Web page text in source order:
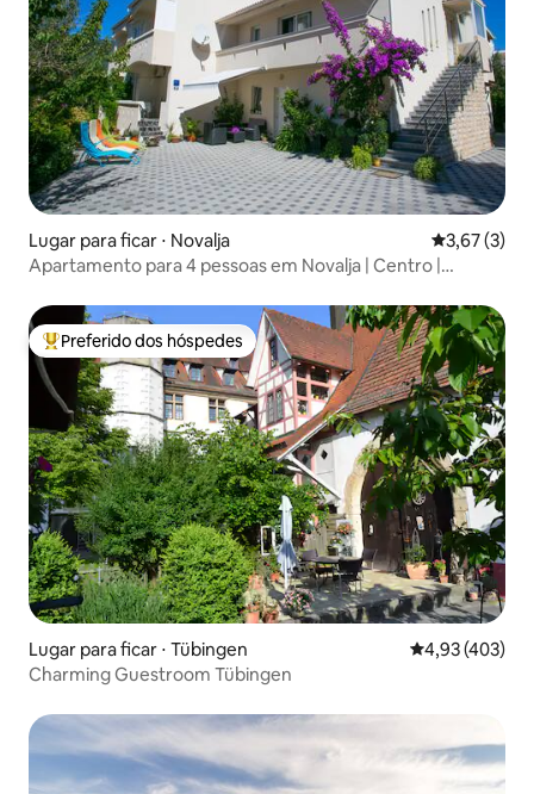
Lugar para ficar ⋅ Novalja 3,67 de
3,67 (3)
Apartamento para 4 pessoas em Novalja | Centro |
Entre os melhores preferidos dos hóspedes
Preferido dos hóspedes
Lugar para ficar ⋅ Tübingen 4,93 de uma
4,93 (403)
Charming Guestroom Tübingen